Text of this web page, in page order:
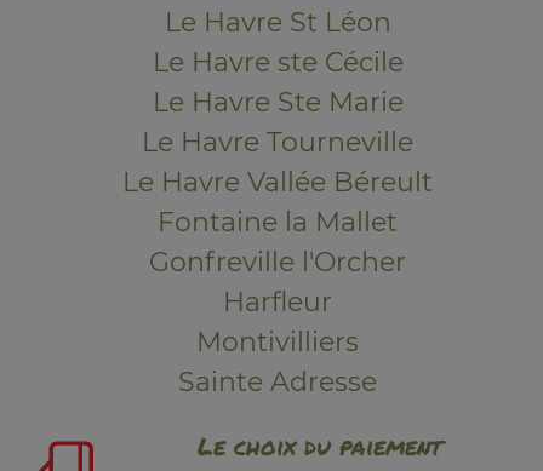
Le Havre St Léon
Le Havre ste Cécile
Le Havre Ste Marie
Le Havre Tourneville
Le Havre Vallée Béreult
Fontaine la Mallet
Gonfreville l'Orcher
Harfleur
Montivilliers
Sainte Adresse
Le choix du paiement